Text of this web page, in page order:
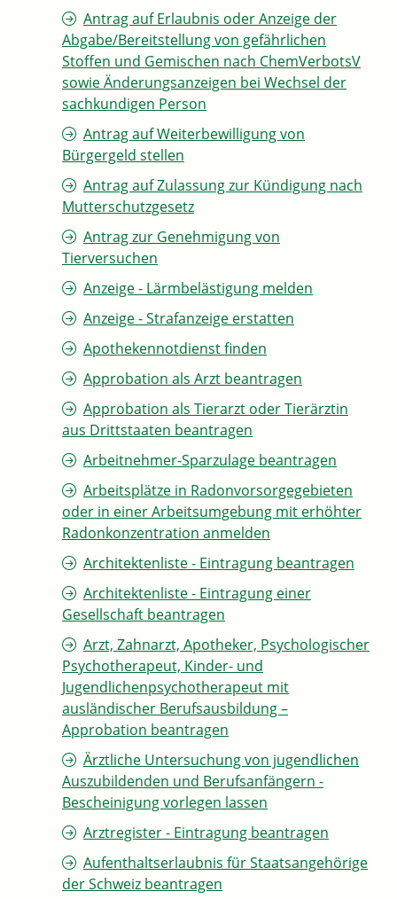
Antrag auf Erlaubnis oder Anzeige der
Abgabe/Bereitstellung von gefährlichen
Stoffen und Gemischen nach ChemVerbotsV
sowie Änderungsanzeigen bei Wechsel der
sachkundigen Person
Antrag auf Weiterbewilligung von
Bürgergeld stellen
Antrag auf Zulassung zur Kündigung nach
Mutterschutzgesetz
Antrag zur Genehmigung von
Tierversuchen
Anzeige - Lärmbelästigung melden
Anzeige - Strafanzeige erstatten
Apothekennotdienst finden
Approbation als Arzt beantragen
Approbation als Tierarzt oder Tierärztin
aus Drittstaaten beantragen
Arbeitnehmer-Sparzulage beantragen
Arbeitsplätze in Radonvorsorgegebieten
oder in einer Arbeitsumgebung mit erhöhter
Radonkonzentration anmelden
Architektenliste - Eintragung beantragen
Architektenliste - Eintragung einer
Gesellschaft beantragen
Arzt, Zahnarzt, Apotheker, Psychologischer
Psychotherapeut, Kinder- und
Jugendlichenpsychotherapeut mit
ausländischer Berufsausbildung –
Approbation beantragen
Ärztliche Untersuchung von jugendlichen
Auszubildenden und Berufsanfängern -
Bescheinigung vorlegen lassen
Arztregister - Eintragung beantragen
Aufenthaltserlaubnis für Staatsangehörige
der Schweiz beantragen